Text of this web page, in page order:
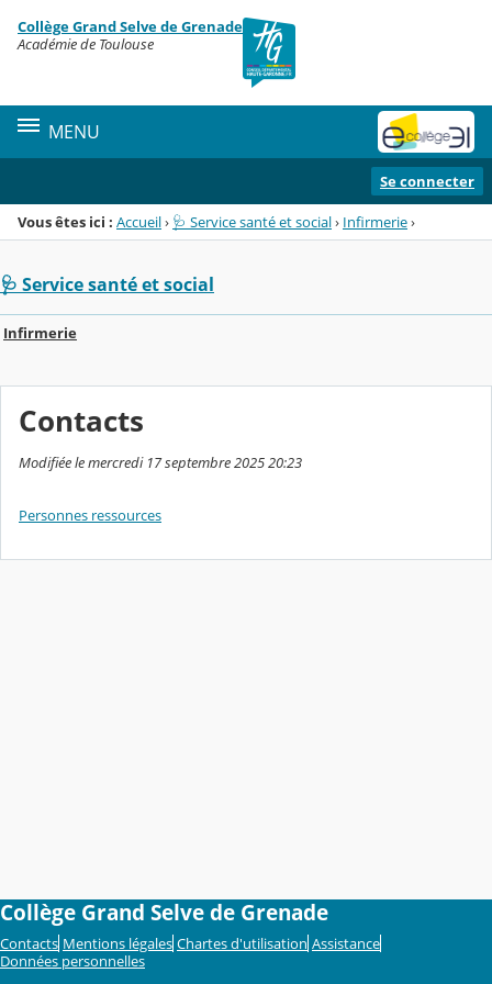
Menu de la rubrique
Contenu
Collège Grand Selve de Grenade
Académie de Toulouse
MENU
Se connecter
Vous êtes ici : Accueil› 🩺 Service santé et social› Infirmerie›
🩺 Service santé et social
Infirmerie
Contacts
Modifiée le mercredi 17 septembre 2025 20:23
Personnes ressources
Collège Grand Selve de Grenade
Contacts Mentions légales Chartes d'utilisation Assistance
Données personnelles